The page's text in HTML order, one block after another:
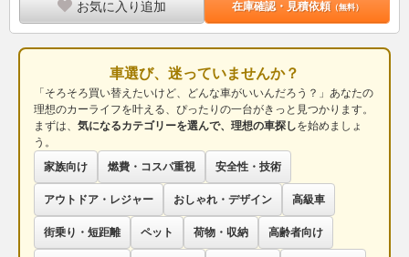
お気に入り追加 在庫確認・見積依頼（無料）
車選び、迷っていませんか？
「そろそろ買い替えたいけど、どんな車がいいんだろう？」あなたの
理想のカーライフを叶える、ぴったりの一台がきっと見つかります。
まずは、 気になるカテゴリーを選んで、理想の車探しを始めましょ
う。
家族向け
燃費・コスパ重視 安全性・技術
アウトドア・レジャー おしゃれ・デザイン 高級車
街乗り・短距離 ペット 荷物・収納 高齢者向け